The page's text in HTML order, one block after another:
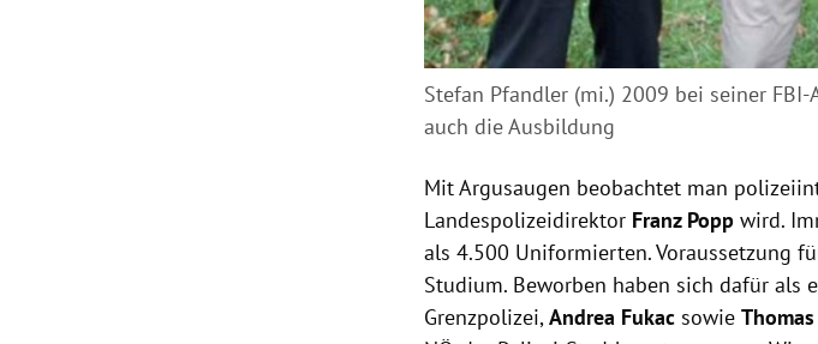
Stefan Pfandler (mi.) 2009 bei seiner
auch die Ausbildung
Mit Argusaugen beobachtet man
Landespolizeidirektor Franz Popp wird.
als 4.500 Uniformierten. Voraussetzung
Studium. Beworben haben sich dafür als
Grenzpolizei,Andrea Fukac sowie